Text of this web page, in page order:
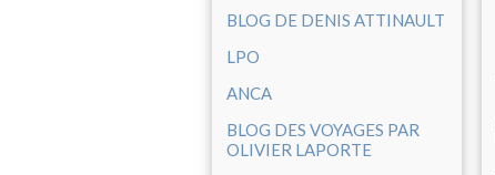
BLOG DE DENIS ATTINAULT
LPO
ANCA
BLOG DES VOYAGES PAR
OLIVIER LAPORTE